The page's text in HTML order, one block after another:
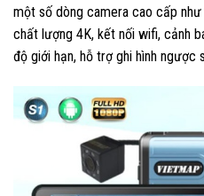
một số dòng camera cao cấp
chất lượng 4K, kết nối wifi, cảnh
độ giới hạn, hỗ trợ ghi hình ngược